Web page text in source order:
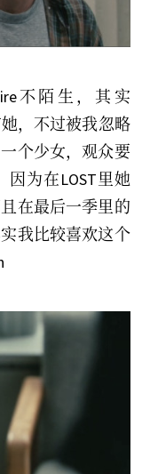
不陌生，其实
，不过被我忽略
个少女，观众要
为在LOST里她
在最后一季里的
我比较喜欢这个